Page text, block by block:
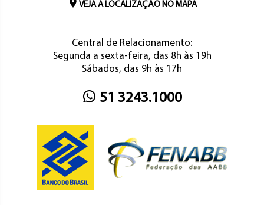
VEJA A LOCALIZAÇÃO NO MAPA
Central de Relacionamento:
Segunda a sexta-feira, das 8h às 19h
Sábados, das 9h às 17h
51 3243.1000